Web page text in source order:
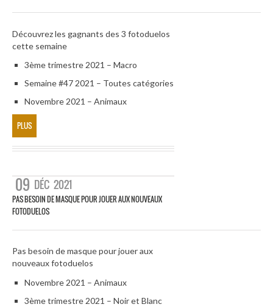
Découvrez les gagnants des 3 fotoduelos
cette semaine
3ème trimestre 2021 – Macro
Semaine #47 2021 – Toutes catégories
Novembre 2021 – Animaux
PLUS
09 DÉC 2021
PAS BESOIN DE MASQUE POUR JOUER AUX NOUVEAUX
FOTODUELOS
Pas besoin de masque pour jouer aux
nouveaux fotoduelos
Novembre 2021 – Animaux
3ème trimestre 2021 – Noir et Blanc